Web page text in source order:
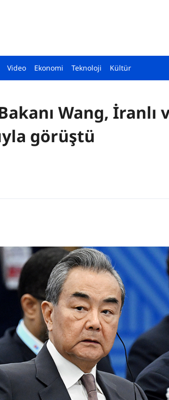
Video Ekonomi Teknoloji Kültür
Wang, İranlı
görüştü